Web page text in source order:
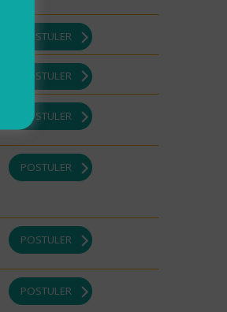
POSTULER
POSTULER
POSTULER
POSTULER
POSTULER
POSTULER